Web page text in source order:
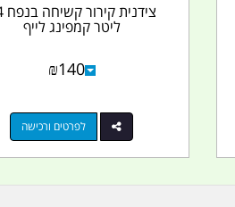
ליטר קמפינג לייף
₪140
לפרטים ורכישה